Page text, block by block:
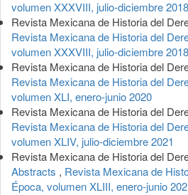
volumen XXXVIII, julio-diciembre 2018
Revista Mexicana de Historia del
Revista Mexicana de Historia del
volumen XXXVIII, julio-diciembre 2018
Revista Mexicana de Historia del
Revista Mexicana de Historia del
volumen XLI, enero-junio 2020
Revista Mexicana de Historia del
Revista Mexicana de Historia del
volumen XLIV, julio-diciembre 2021
Revista Mexicana de Historia del
Abstracts , Revista Mexicana de
Época, volumen XLIII, enero-junio